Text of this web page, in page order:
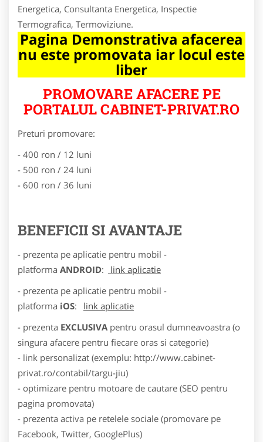
Energetica, Consultanta Energetica, Inspectie
Termografica, Termoviziune.
Pagina Demonstrativa afacerea
nu este promovata iar locul este
liber
PROMOVARE AFACERE PE
PORTALUL CABINET-PRIVAT.RO
Preturi promovare:
- 400 ron / 12 luni
- 500 ron / 24 luni
- 600 ron / 36 luni
BENEFICII SI AVANTAJE
- prezenta pe aplicatie pentru mobil -
platforma ANDROID:
link aplicatie
- prezenta pe aplicatie pentru mobil -
platforma iOS:
link aplicatie
- prezenta EXCLUSIVA pentru orasul dumneavoastra (o
singura afacere pentru fiecare oras si categorie)
- link personalizat (exemplu: http://www.cabinet-
privat.ro/contabil/targu-jiu)
- optimizare pentru motoare de cautare (SEO pentru
pagina promovata)
- prezenta activa pe retelele sociale (promovare pe
Facebook, Twitter, GooglePlus)